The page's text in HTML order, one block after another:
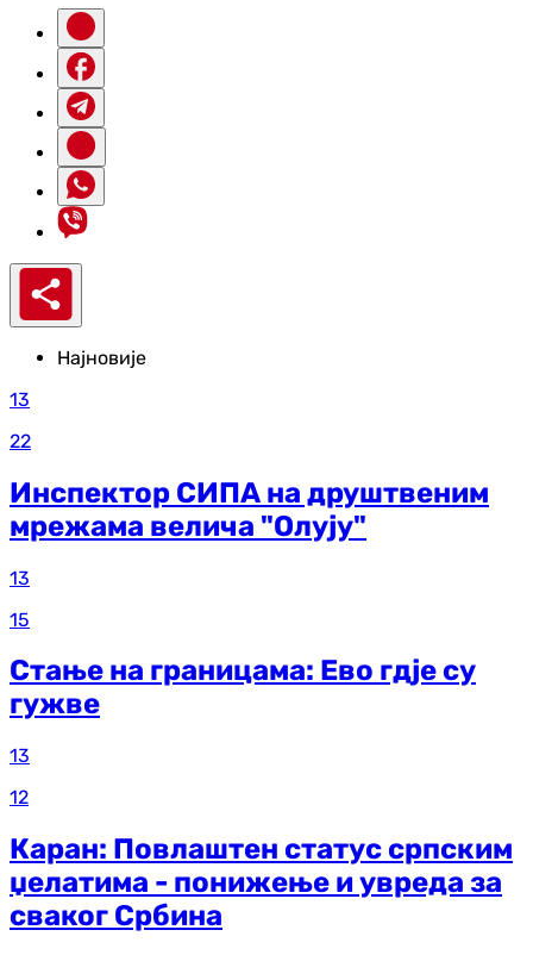
Најновије
13
22
Инспектор СИПА на друштвеним
мрежама велича "Олују"
13
15
Стање на границама: Ево гдје су
гужве
13
12
Каран: Повлаштен статус српским
џелатима - понижење и увреда за
сваког Србина